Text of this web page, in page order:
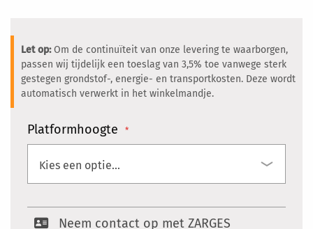
Let op:Om de continuïteit van onze levering te waarborgen,
passen wij tijdelijk een toeslag van 3,5% toe vanwege sterk
gestegen grondstof-, energie- en transportkosten. Deze wordt
automatisch verwerkt in het winkelmandje.
Platformhoogte
Neem contact op met ZARGES
gallerij